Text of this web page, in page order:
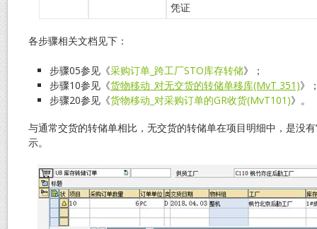
凭证
各步骤相关文档见下：
步骤05参见《采购订单_跨工厂STO库存转储》；
步骤10参见《货物移动_对无交货的转储单移库(MvT 351)》
步骤20参见《货物移动_对采购订单的GR收货(MvT101)》。
与通常交货的转储单相比，无交货的转储单在项目明细中，是没
示。